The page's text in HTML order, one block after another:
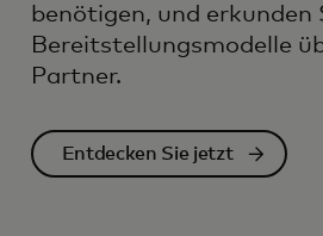
benötigen, und erkunden
Bereitstellungsmodelle
Partner.
Entdecken Sie jetzt